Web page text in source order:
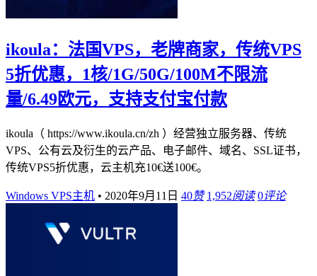
ikoula：法国VPS，老牌商家，传统VPS
5折优惠，1核/1G/50G/100M不限流
量/6.49欧元，支持支付宝付款
ikoula（ https://www.ikoula.cn/zh ）经营独立服务器、传统
VPS、公有云及衍生的云产品、电子邮件、域名、SSL证书，
传统VPS5折优惠，云主机充10€送100€。
Windows VPS主机 • 2020年9月11日 40赞 1,952阅读 0评论